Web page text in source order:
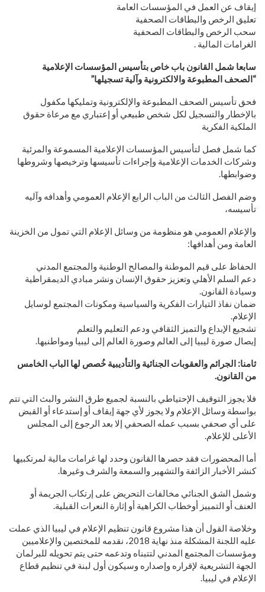
إيقاف عن العمل في المؤسسات العامة
تعليق الرخص والبطاقات الصحفية
سحب الرخص والبطاقات الصحفية
الغرامات المالية .
سابعا شمل القانون باب خاص بتأسيس المؤسسات الإعلامية
“الصحف المطبوعة والالكترونية وآلية تسجيلها”
فحق تأسيس الصحف المطبوعة والإلكترونية وتمليكها مكفول
بالإخطار والتسجيل لكل شخص طبيعي أو إعتباري مع مرعاة حقوق
الملكية الفكرية
كما شمل فصل لتأسيس المؤسسات الإعلامية المسموعة والمرئية
وشركات الخدمات الإعلامية وإجراءات تأسيسها وترخيصها وشروطها
وضوابطها.
وضم الفصل الثالث من الباب الرابع الإعلام العمومي وأهدافه وآليه
تأسيسه،
والإعلام العمومي هو منظومة من وسائل الإعلام التي تمول من الخزينة
العامة ومن أهدافها:
الحفاظ على قيم الموطنة والمصالح الوطنية والمجتمع المدني
دعم السلم الأهلي وتعزيز حقوق الإنسان ونشر مبادي الديمقراطية
وسيادة القانون.
ضمان نفاذ التيارات الفكرية والسياسية ومكونات المجتمع لوسايل
الإعلام.
تشجيع الإبداع والتميز الثقافي ودعم التعليم والتعلم
إيصال صورة ليبيا إلى العالم وصورة العالم إلى ليبيا ومواطنيها.
ثامنا: الجرائم والعقوبات الجنائية والتأديبية خُصص لها الباب الخامس
من القانون.
فلا يجوز التوقيف الإحتياطي بالنسبة لجميع طرق النشر والبث التي تتم
بواسطة وسائل الإعلام ولا يجوز لأي جهة إيقاف أو إستدعاء أو القبض
على أي صحفي بسبب عمله الصحفي إلا بعد الرجوع إلى المجلس
الأعلى للإعلام.
أما المحضورات فقد حصرها القانون وحدد لها غرامات مالية لمرتكبيها
كنشر الأخبار الزائفة والتشهير والسمعة والشرف وغيرها.
وشمل الشق الجنائي مخالفات التحريض على إرتكاب الجريمة أو
العنف أو التمييز أوخطاب الكراهية أو إثارة النعرات القبلية.
وخلاصة القول أن هذا مشروع قانون تنظيم الإعلام في ليبيا الذي عملت
عليه اللجنة المشكلة منذ نهاية 2018، نقدمه للمختصين والإعلاميين
ومؤسسات المجتمع المدني لتتبناه وتدعمه حتى يتم تحويله للبرلمان
الجهة التشريعية لإقراره وإصداره وسيكون أول لبنة في تنظيم قطاع
الإعلام في ليبيا.